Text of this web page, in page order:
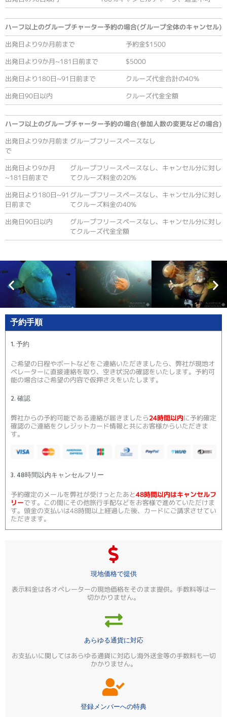
ハーフ以上のグループチャーター予約の場合(グループ全体のキャンセル)
出発日より9か月前まで
予約金$1500
出発日より9か月~181日前まで
$5000
出発日より180日~91日前まで
クルーズ代金合計の40％
出発日90日以内
クルーズ代金全額
ハーフ以上のグループチャーター予約の場合(参加人数の変更などの場合)
出発日より9か月前ま
で
グループフリースペースなし
出発日より9か月
~181日前まで
グループフリースペースなし、キャンセル分に対し
てクルーズ料金の20%
出発日より180日~91
日前まで
グループフリースペースなし、キャンセル分に対し
てクルーズ料金の40%
出発日90日以内
グループフリースペースなし、キャンセル分に対し
てクルーズ代金全額
予約手順
1. 予約
ご希望の日程やボートなどをご連絡いただきましたら、弊社が現地オ
ペレーターに直接連絡を取り、空き状況の確認をいたします。予約可
能の場合はご希望の内容で仮押さえをいたします。
2. 確認
弊社からの予約可能である連絡が届きましたら24時間以内に予約確定
確認のご連絡をクレジットカード情報と共にお客様からいただきま
す。
3. 48時間以内キャンセルフリー
予約確定のメールを弊社が受けっとたあと48時間以内はキャンセルフ
リーです。この間にその他旅行手配などをお客様で進めていただけま
す。頭金の支払いは48時間以上経過した後、カードにご請求させてい
ただきます。
現地価格で提供
表示料金は各オペレーターの現地価格をそのまま提供。手数料等は一
切かかりません。
あらゆる通貨に対応
お支払いに関してはあらゆる通貨に対応し海外送金等の手数料も一切
かかりません。
登録メンバーへの特典